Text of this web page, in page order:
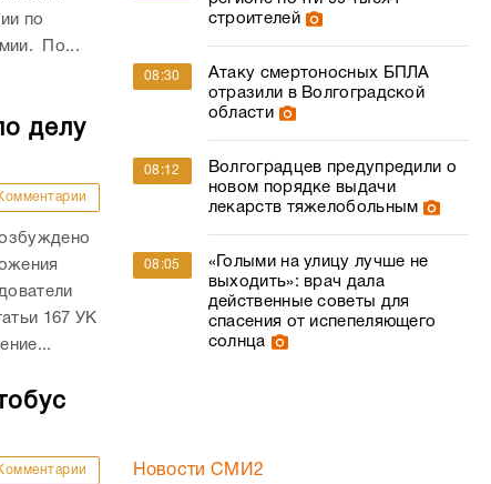
по
По...
делу
167 УК
строителей
08:30
Атаку смертоносных БПЛА
отразили в Волгоградской
области
08:12
Волгоградцев предупредили о
новом порядке выдачи
лекарств тяжелобольным
08:05
«Голыми на улицу лучше не
выходить»: врач дала
действенные советы для
спасения от испепеляющего
солнца
Новости СМИ2